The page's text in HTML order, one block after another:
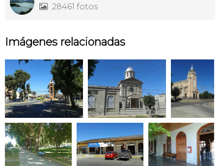
 28461 fotos
Imágenes relacionadas